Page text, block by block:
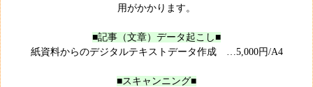
用がかかります。
■記事（文章）データ起こし■
紙資料からのデジタルテキストデータ作成 …5,000円/A4
■スキャンニング■